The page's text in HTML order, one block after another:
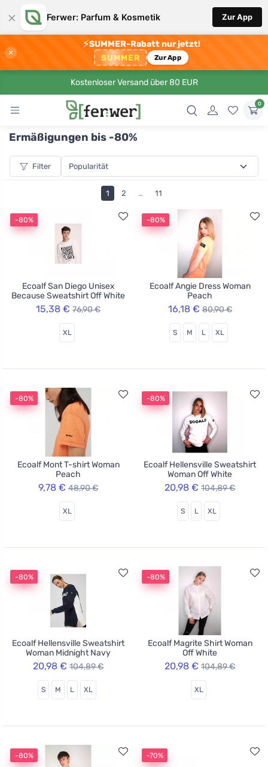
× Ferwer: Parfum & Kosmetik Zur App
×
⚡SUMMER-Rabatt nur jetzt!
SUMMER Zur App
Kostenloser Versand über 80 EUR
0
Ermäßigungen bis -80%
Filter
1 2 … 11
-80%
Ecoalf San Diego Unisex
Because Sweatshirt Off White
15,38 € 76,90 €
XL
-80%
Ecoalf Angie Dress Woman
Peach
16,18 € 80,90 €
S M L XL
-80%
Ecoalf Mont T-shirt Woman
Peach
9,78 € 48,90 €
XL
-80%
Ecoalf Hellensville Sweatshirt
Woman Off White
20,98 € 104,89 €
S L XL
-80%
Ecoalf Hellensville Sweatshirt
Woman Midnight Navy
20,98 € 104,89 €
S M L XL
-80%
Ecoalf Magrite Shirt Woman
Off White
20,98 € 104,89 €
XL
-80% -70%